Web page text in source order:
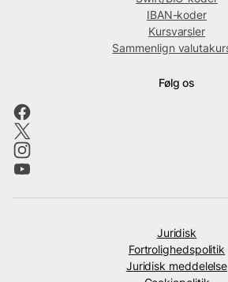
IBAN-koder
Kursvarsler
Sammenlign
Følg os
Juridisk
Fortrolighedspolitik
Juridisk meddelelse